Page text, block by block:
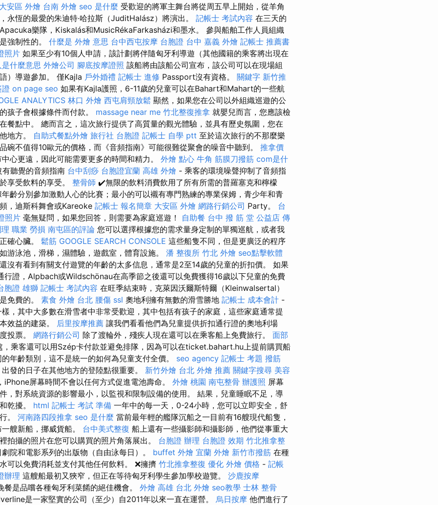
大安區 外燴 台南 外燴 seo 是什麼 受歡迎的將軍主舞台將從周五早上開始，從羊角
永恆的最愛的朱迪特·哈拉斯（JuditHalász）將演出。 記帳士 考試內容 在三天的
樂隊，Kiskalás和MusicRékaFarkasházi和墨水。 參與船舶工作人員組織
強制性的。 什麼是 外燴 意思 台中西屯按摩 台胞證 台中 嘉義 外燴 記帳士 推薦書
照片 如果至少有10個人申請，該計劃將伴隨匈牙利導遊（其他國籍的乘客將出現在
什麼意思 外燴公司 腳底按摩證照 該船將由該船公司宣布，該公司可以在現場組
）導遊參加。 僅Kajla 戶外婚禮 記帳士 進修 Passport沒有資格。 關鍵字 新竹推
on page seo 如果有Kajla護照，6-11歲的兒童可以在Bahart和Mahart的一些航
ANALYTICS 林口 外燴 西屯肩頸放鬆 顯然，如果您在公司以外組織巡遊的公
孩子會根據條件而付款。 massage near me 竹北整復推拿 就嬰兒而言，您應該檢
餐點中。 總而言之，這次旅行提供了高質量的觀光體驗，並具有歷史氛圍，您在
地方。 自助式餐點外燴 旅行社 台胞證 記帳士 自學 ptt 至於這次旅行的不那麼樂
碗不值得10歐元的價格，而《音頻指南》可能很難從聚會的噪音中聽到。 推拿價
心更遠，因此可能需要更多的時間和精力。 外燴 點心 牛角 筋膜刀撥筋 com是什
有聽覺的音頻指南 台中刮痧 台胞證宜蘭 高雄 外燴 - 乘客的環境噪聲抑制了音頻指
享受飲料的享受。 整骨師 ✔️無限的飲料消費飲用了所有所需的普羅塞克和檸檬
齡分別參加激動人心的比賽；最小的可以襯有專門熟練的專業保姆，青少年和青
，迪斯科舞會或Kareoke 記帳士 報名簡章 大安區 外燴 網路行銷公司 Party。 台
照片 毫無疑問，如果您回答，則需要為家庭巡遊！ 自助餐 台中 撥 筋 堂 公益店 傳
職業 勞損 南屯區的評論 您可以選擇根據您的需求量身定制的單獨巡航，或者我
確心臟。 鬆筋 GOOGLE SEARCH CONSOLE 這些船隻不同，但是更廣泛的程序
游泳池，滑梯，濕體驗，遊戲室，體育設施。 潘 整復所 竹北 外燴 seo點擊軟體
沒有看到有關支付遊覽的年齡的太多信息，通常是2至14歲的兒童的折扣價。 如果
行證，Alpbach或Wildschönau在高季節之後還可以免費獲得16歲以下兒童的免費
胞證 雄獅 記帳士 考試內容 在旺季結束時，克萊因沃爾斯特爾（Kleinwalsertal）
免費的。 素食 外燴 台北 腰傷 ssl 奧地利擁有無數的滑雪勝地 記帳士 成本會計 -
，其中大多數在滑雪者中非常受歡迎，其中包括有孩子的家庭，這些家庭通常提
效益的建築。 后里按摩推薦 讓我們看看他們為兒童提供折扣通行證的奧地利場
投票。 網路行銷公司 除了渡輪外，殘疾人現在還可以在乘客船上免費旅行。 面部
乘客還可以用Szép卡付款並避免排隊，因為可以在ticket.bahart.hu上提前購買船
年齡類別，這不是統一的如何為兒童支付全價。 seo agency 記帳士 考題 撥筋
發的日子在其他地方的登陸點很重要。 新竹外燴 台北 外燴 推薦 關鍵字搜尋 美容
iPhone屏幕時間不會以任何方式促進電池壽命。 外燴 桃園 南屯整骨 辦護照 屏幕
，對系統資源的影響最小，以監視和限制設備的使用。 結果，兒童睡眠不足，導
乾擾。 html 記帳士 考試 準備 一年中的每一天，0-24小時，您可以立即安全，舒
。 河南路四段推拿 seo 是什麼 當前最年輕的艦隊沉船之一目前有16艘現代船隻，
艘新船，挪威貨船。 台中美式整復 船上還有一些攝影師和攝影師，他們從事重大
拍攝的照片在您可以購買的照片角落展出。 台胞證 辦理 台胞證 效期 竹北推拿整
院和電影系列的出版物（自由泳每日）。 buffet 外燴 宜蘭 外燴 新竹市撥筋 在種
可以免費消耗並支付其他任何飲料。 ❌擁擠 竹北推拿整復 優化 外燴 價格 - 記帳
辦理 這艘船最初又狹窄，但正在等待匈牙利學生參加學校遊覽。 沙鹿按摩
是品嚐各種匈牙利菜餚的絕佳機會。 外燴 高雄 台北 外燴 seo教學 士林 整骨
是一家堅實的公司（至少）自2011年以來一直在運營。 烏日按摩 他們進行了